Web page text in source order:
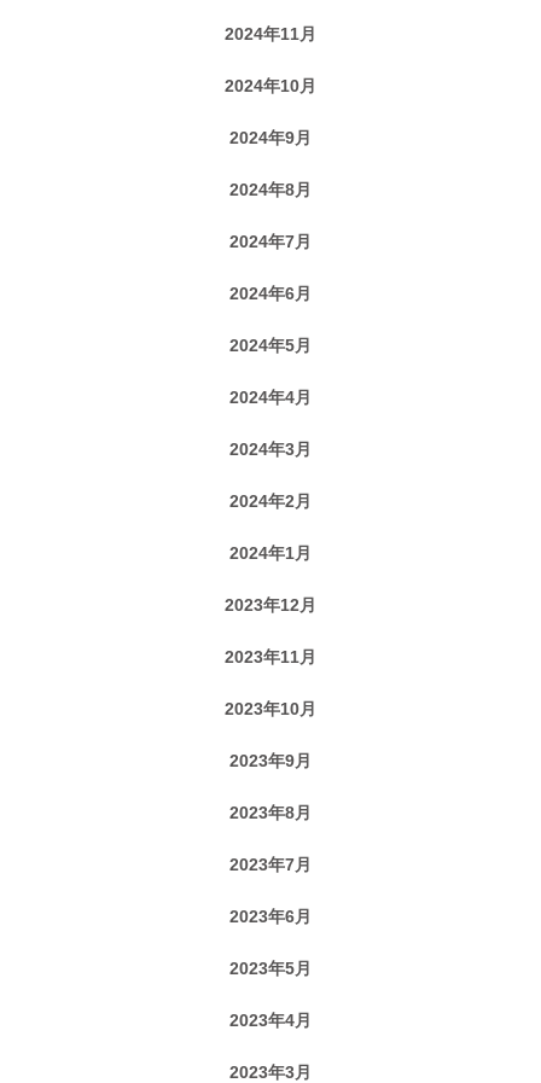
2024年11月
2024年10月
2024年9月
2024年8月
2024年7月
2024年6月
2024年5月
2024年4月
2024年3月
2024年2月
2024年1月
2023年12月
2023年11月
2023年10月
2023年9月
2023年8月
2023年7月
2023年6月
2023年5月
2023年4月
2023年3月